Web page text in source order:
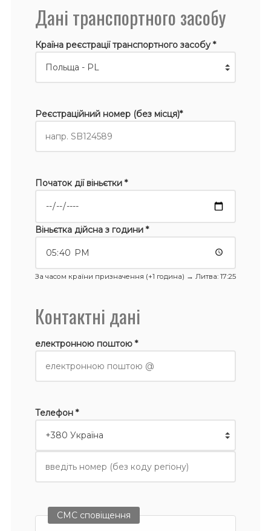
Дані транспортного засобу
Країна реєстрації транспортного засобу *
Реєстраційний номер (без місця)*
Початок дії віньєтки *
Віньєтка дійсна з години *
За часом країни призначення (+1 година) → Литва: 17:25
Контактні дані
електронною поштою *
Телефон *
СМС сповіщення